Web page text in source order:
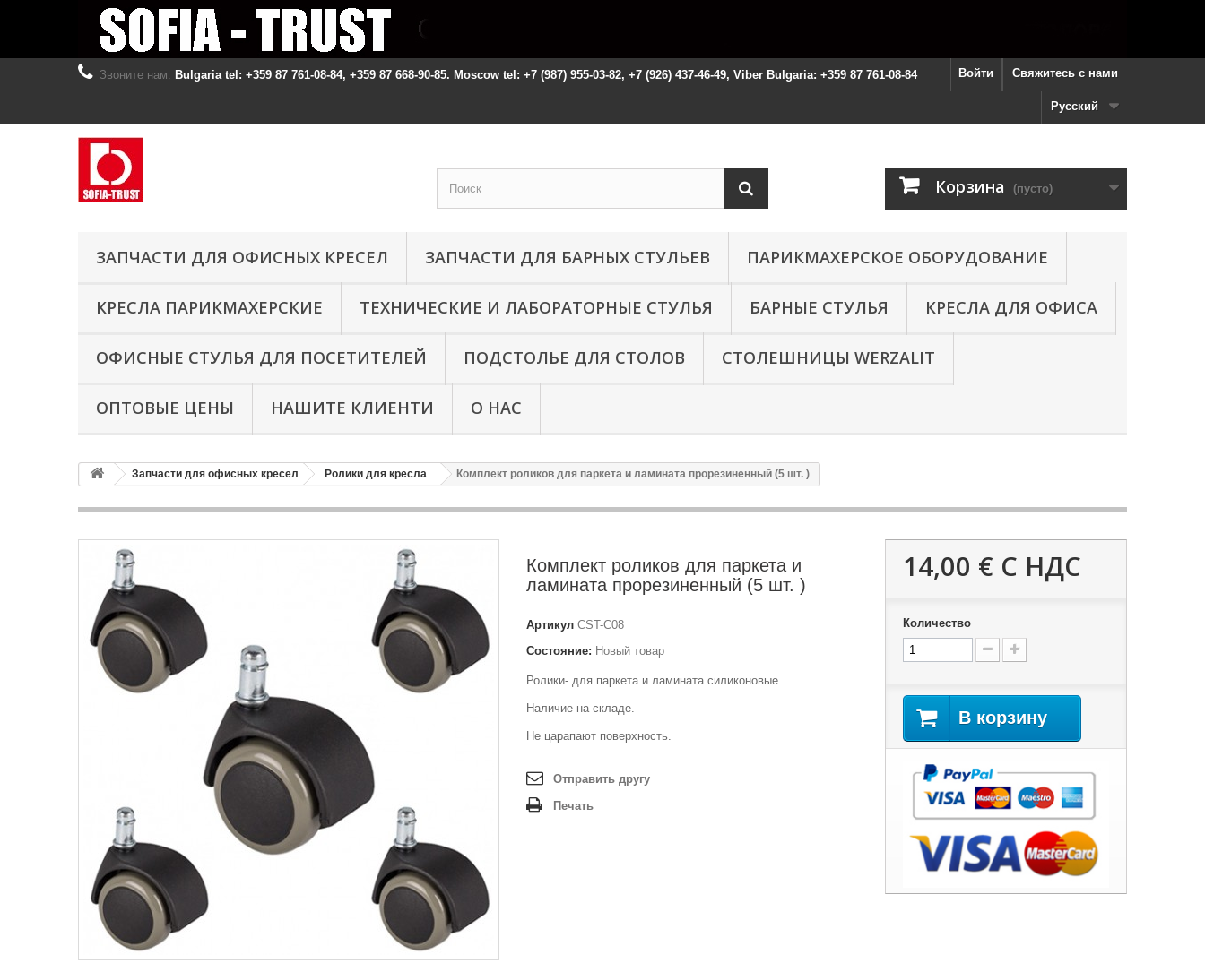
Свяжитесь с нами
Звоните нам: Bulgaria tel: +359 87 761-08-84, +359 87 668-90-85. Moscow tel: +7 (987) 955-03-82, +7 (926) 437-46-49, Viber Bulgaria: +359 87 761-08-84 Войти
Русский
Корзина (пусто)
ЗАПЧАСТИ ДЛЯ ОФИСНЫХ КРЕСЕЛ ЗАПЧАСТИ ДЛЯ БАРНЫХ СТУЛЬЕВ ПАРИКМАХЕРСКОЕ ОБОРУДОВАНИЕ
КРЕСЛА ПАРИКМАХЕРСКИЕ ТЕХНИЧЕСКИЕ И ЛАБОРАТОРНЫЕ СТУЛЬЯ БАРНЫЕ СТУЛЬЯ КРЕСЛА ДЛЯ ОФИСА
ОФИСНЫЕ СТУЛЬЯ ДЛЯ ПОСЕТИТЕЛЕЙ ПОДСТОЛЬЕ ДЛЯ СТОЛОВ СТОЛЕШНИЦЫ WERZALIT
ОПТОВЫЕ ЦЕНЫ НАШИТЕ КЛИЕНТИ О НАС
Запчасти для офисных кресел Ролики для кресла Комплект роликов для паркета и ламината прорезиненный (5 шт. )
Комплект роликов для паркета и
ламината прорезиненный (5 шт. )
Артикул CST-C08
Состояние: Новый товар
Ролики- для паркета и ламината силиконовые
Наличие на складе.
Не царапают поверхность.
Отправить другу
Печать
14,00 € С НДС
Количество
В корзину